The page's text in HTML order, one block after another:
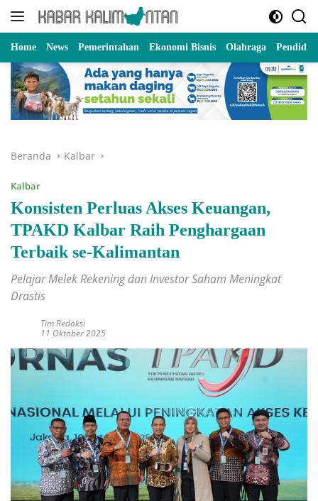
Langsung
Home News Pemerintahan Ekonomi Bisnis Olahraga
Beranda Kalbar
Kalbar
Konsisten Perluas Akses Keuangan,
TPAKD Kalbar Raih Penghargaan
Terbaik se-Kalimantan
Pelajar Melek Rekening dan Investor Saham Meningkat
Drastis
Tim Redaksi
11 Oktober 2025